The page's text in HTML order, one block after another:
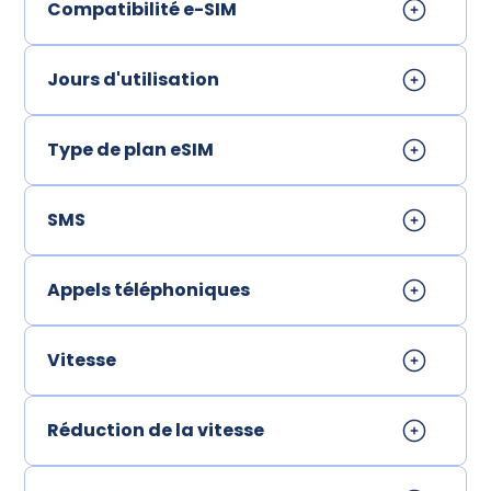
Compatibilité e-SIM
Jours d'utilisation
Type de plan eSIM
SMS
Appels téléphoniques
Vitesse
Réduction de la vitesse